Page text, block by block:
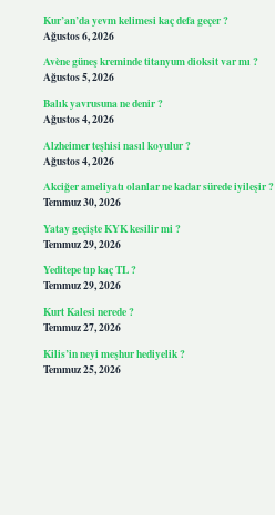
Kur’an’da yevm kelimesi kaç defa geçer ?
Ağustos 6, 2026
Avène güneş kreminde titanyum dioksit var mı ?
Ağustos 5, 2026
Balık yavrusuna ne denir ?
Ağustos 4, 2026
Alzheimer teşhisi nasıl koyulur ?
Ağustos 4, 2026
Akciğer ameliyatı olanlar ne kadar sürede iyileşir ?
Temmuz 30, 2026
Yatay geçişte KYK kesilir mi ?
Temmuz 29, 2026
Yeditepe tıp kaç TL ?
Temmuz 29, 2026
Kurt Kalesi nerede ?
Temmuz 27, 2026
Kilis’in neyi meşhur hediyelik ?
Temmuz 25, 2026